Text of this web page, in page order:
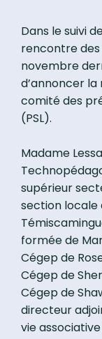
Dans le suivi
rencontre
novembre
d’annoncer la
comité des
(PSL).
Madame
supérieur
section locale
formée de
Cégep de
Cégep de
Cégep de
directeur
vie associative